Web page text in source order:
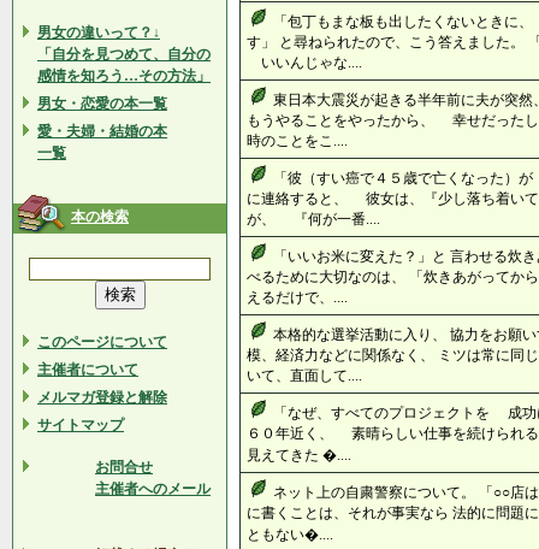
男女の違いって？↓
「自分を見つめて、自分の
感情を知ろう…その方法」
男女・恋愛の本一覧
愛・夫婦・結婚の本
一覧
本の検索
このページについて
主催者について
メルマガ登録と解除
サイトマップ
お問合せ
主催者へのメール
「包丁もまな板も出したくないときに
す」 と尋ねられたので、こう答えました。
いいんじゃな....
東日本大震災が起きる半年前に夫が突
もうやることをやったから、 幸せだった
時のことをこ....
「彼（すい癌で４５歳で亡くなった）
に連絡すると、 彼女は、『少し落ち着
が、 『何が一番....
「いいお米に変えた？」と 言わせる炊
べるために大切なのは、 「炊きあがってか
えるだけで、....
本格的な選挙活動に入り、 協力をお願
模、経済力などに関係なく、 ミツは常に同
いて、直面して....
「なぜ、すべてのプロジェクトを 成
６０年近く、 素晴らしい仕事を続けられ
見えてきた �....
ネット上の自粛警察について。 「○○店
に書くことは、それが事実なら 法的に問題
ともない�....